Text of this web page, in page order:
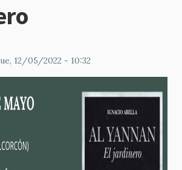
12/05/2022 - 10:32